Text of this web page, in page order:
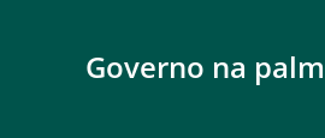
Governo na